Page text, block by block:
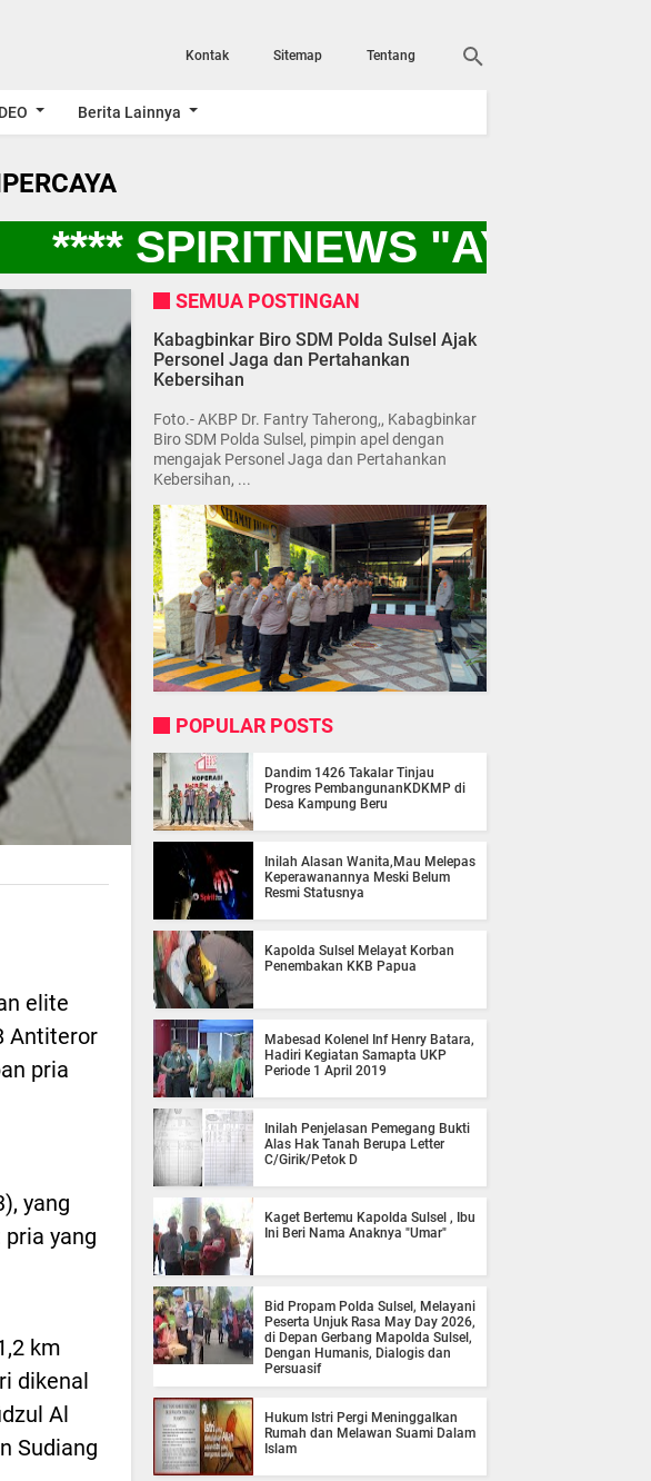
Kontak Sitemap Tentang
Berita Lainnya
**** SPIRITNEWS "AYO
elite
Antiteror
pria
yang
yang
km
dikenal
Al
Sudiang
SEMUA POSTINGAN
Kabagbinkar Biro SDM Polda Sulsel Ajak
Personel Jaga dan Pertahankan
Kebersihan
Foto.- AKBP Dr. Fantry Taherong,, Kabagbinkar
Biro SDM Polda Sulsel, pimpin apel dengan
mengajak Personel Jaga dan Pertahankan
Kebersihan, ...
POPULAR POSTS
Dandim 1426 Takalar Tinjau
Progres PembangunanKDKMP di
Desa Kampung Beru
Inilah Alasan Wanita,Mau Melepas
Keperawanannya Meski Belum
Resmi Statusnya
Kapolda Sulsel Melayat Korban
Penembakan KKB Papua
Mabesad Kolenel Inf Henry Batara,
Hadiri Kegiatan Samapta UKP
Periode 1 April 2019
Inilah Penjelasan Pemegang Bukti
Alas Hak Tanah Berupa Letter
C/Girik/Petok D
Kaget Bertemu Kapolda Sulsel , Ibu
Ini Beri Nama Anaknya "Umar"
Bid Propam Polda Sulsel, Melayani
Peserta Unjuk Rasa May Day 2026,
di Depan Gerbang Mapolda Sulsel,
Dengan Humanis, Dialogis dan
Persuasif
Hukum Istri Pergi Meninggalkan
Rumah dan Melawan Suami Dalam
Islam